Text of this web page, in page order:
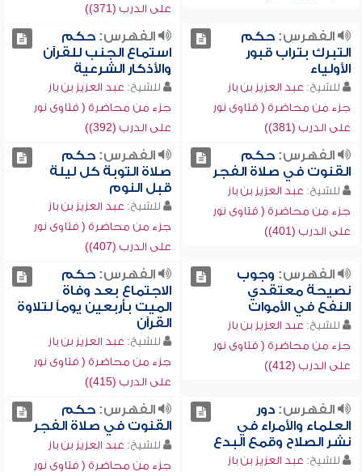
على الدرب (371))
الفهرس:حكم
التبرك بتراب قبور
الأولياء
للشيخ: عبد العزيز بن باز
جزء من محاضرة ( فتاوى نور
على الدرب (381))
الفهرس:حكم
استماع الجنب للقرآن
والأذكار الشرعية
للشيخ: عبد العزيز بن باز
جزء من محاضرة ( فتاوى نور
على الدرب (392))
الفهرس:حكم
القنوت في صلاة الفجر
للشيخ: عبد العزيز بن باز
جزء من محاضرة ( فتاوى نور
على الدرب (401))
الفهرس:حكم
صلاة التوبة كل ليلة
قبل النوم
للشيخ: عبد العزيز بن باز
جزء من محاضرة ( فتاوى نور
على الدرب (407))
الفهرس: وجوب
نصيحة معتقدي
النفع في الأموات
للشيخ: عبد العزيز بن باز
جزء من محاضرة ( فتاوى نور
على الدرب (412))
الفهرس:حكم
الاجتماع بعد وفاة
الميت بأربعين يوماً لتلاوة
القرآن
للشيخ: عبد العزيز بن باز
جزء من محاضرة ( فتاوى نور
على الدرب (415))
الفهرس:دور
العلماء والأمراء في
نشر الصلاح وقمع البدع
للشيخ: عبد العزيز بن باز
الفهرس:حكم
القنوت في صلاة الفجر
للشيخ: عبد العزيز بن باز
جزء من محاضرة ( فتاوى نور